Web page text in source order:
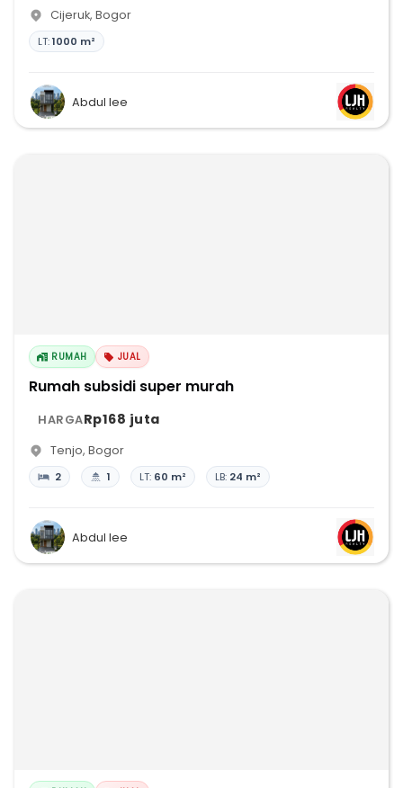
Cijeruk, Bogor
LT:1000 m²
Abdul lee
RUMAH JUAL
Rumah subsidi super murah
HARGARp168 juta
Tenjo, Bogor
2 1 LT: 60 m² LB: 24 m²
Abdul lee